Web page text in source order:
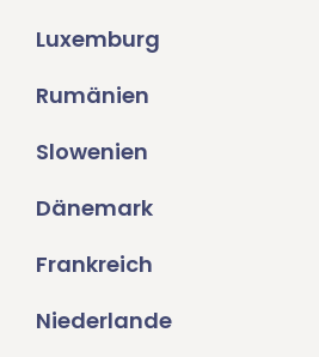
Luxemburg
Rumänien
Slowenien
Dänemark
Frankreich
Niederlande